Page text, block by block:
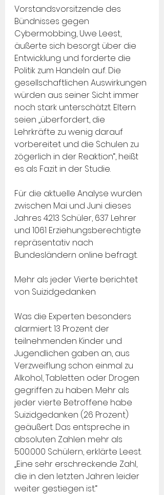
Vorstandsvorsitzende des
Bündnisses gegen
Cybermobbing, Uwe Leest,
äußerte sich besorgt über die
Entwicklung und forderte die
Politik zum Handeln auf. Die
gesellschaftlichen Auswirkungen
würden aus seiner Sicht immer
noch stark unterschätzt. Eltern
seien „überfordert, die
Lehrkräfte zu wenig darauf
vorbereitet und die Schulen zu
zögerlich in der Reaktion“, heißt
es als Fazit in der Studie.
Für die aktuelle Analyse wurden
zwischen Mai und Juni dieses
Jahres 4213 Schüler, 637 Lehrer
und 1061 Erziehungsberechtigte
repräsentativ nach
Bundesländern online befragt.
Mehr als jeder Vierte berichtet
von Suizidgedanken
Was die Experten besonders
alarmiert: 13 Prozent der
teilnehmenden Kinder und
Jugendlichen gaben an, aus
Verzweiflung schon einmal zu
Alkohol, Tabletten oder Drogen
gegriffen zu haben. Mehr als
jeder vierte Betroffene habe
Suizidgedanken (26 Prozent)
geäußert. Das entspreche in
absoluten Zahlen mehr als
500.000 Schülern, erklärte Leest.
„Eine sehr erschreckende Zahl,
die in den letzten Jahren leider
weiter gestiegen ist.“